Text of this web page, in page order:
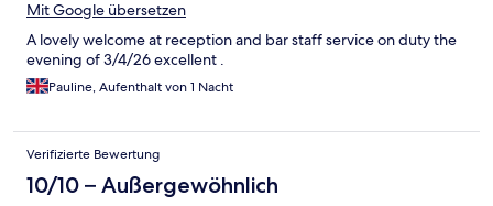
Mit Google übersetzen
A lovely welcome at reception and bar staff service on duty the
evening of 3/4/26 excellent .
Pauline, Aufenthalt von 1 Nacht
Verifizierte Bewertung
10/10 – Außergewöhnlich